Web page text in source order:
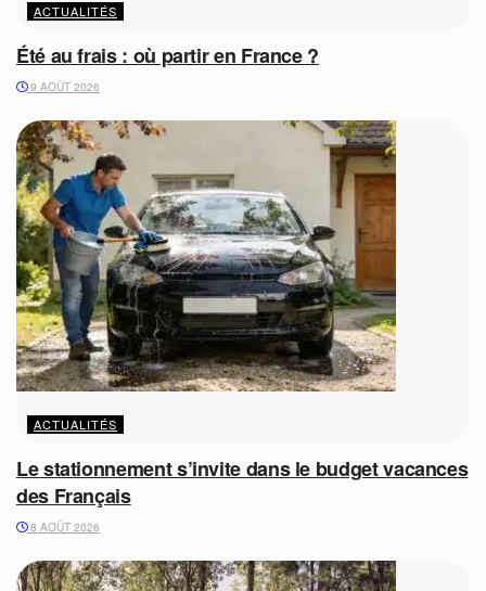
ACTUALITÉS
Été au frais : où partir en France ?
9 AOÛT 2026
ACTUALITÉS
Le stationnement s’invite dans le budget vacances
des Français
8 AOÛT 2026